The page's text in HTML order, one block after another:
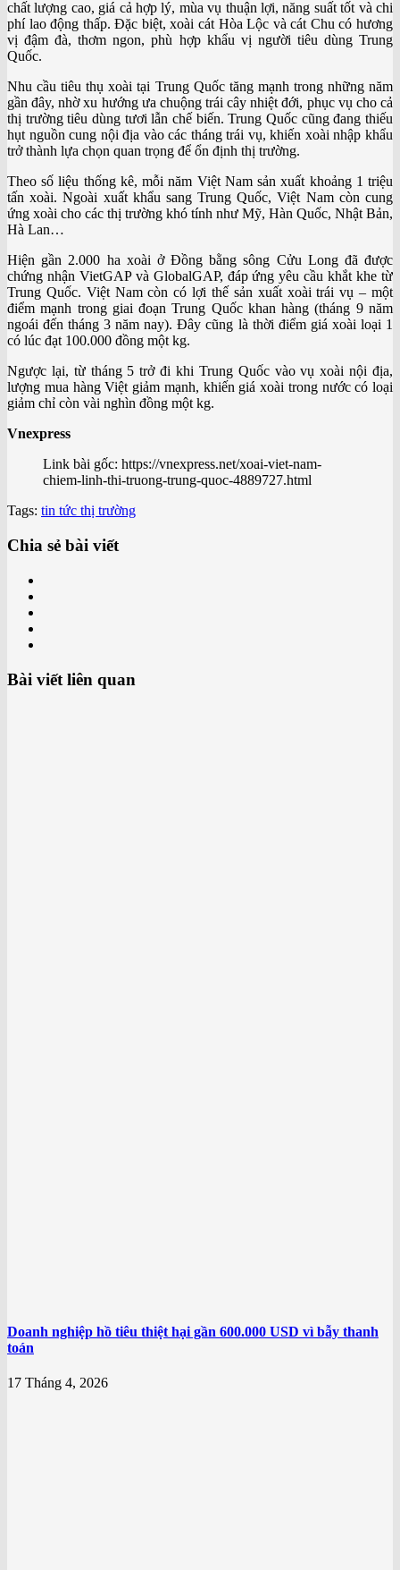
chất lượng cao, giá cả hợp lý, mùa vụ thuận lợi, năng suất tốt và chi
phí lao động thấp. Đặc biệt, xoài cát Hòa Lộc và cát Chu có hương
vị đậm đà, thơm ngon, phù hợp khẩu vị người tiêu dùng Trung
Quốc.
Nhu cầu tiêu thụ xoài tại Trung Quốc tăng mạnh trong những năm
gần đây, nhờ xu hướng ưa chuộng trái cây nhiệt đới, phục vụ cho cả
thị trường tiêu dùng tươi lẫn chế biến. Trung Quốc cũng đang thiếu
hụt nguồn cung nội địa vào các tháng trái vụ, khiến xoài nhập khẩu
trở thành lựa chọn quan trọng để ổn định thị trường.
Theo số liệu thống kê, mỗi năm Việt Nam sản xuất khoảng 1 triệu
tấn xoài. Ngoài xuất khẩu sang Trung Quốc, Việt Nam còn cung
ứng xoài cho các thị trường khó tính như Mỹ, Hàn Quốc, Nhật Bản,
Hà Lan…
Hiện gần 2.000 ha xoài ở Đồng bằng sông Cửu Long đã được
chứng nhận VietGAP và GlobalGAP, đáp ứng yêu cầu khắt khe từ
Trung Quốc. Việt Nam còn có lợi thế sản xuất xoài trái vụ – một
điểm mạnh trong giai đoạn Trung Quốc khan hàng (tháng 9 năm
ngoái đến tháng 3 năm nay). Đây cũng là thời điểm giá xoài loại 1
có lúc đạt 100.000 đồng một kg.
Ngược lại, từ tháng 5 trở đi khi Trung Quốc vào vụ xoài nội địa,
lượng mua hàng Việt giảm mạnh, khiến giá xoài trong nước có loại
giảm chỉ còn vài nghìn đồng một kg.
Vnexpress
Link bài gốc: https://vnexpress.net/xoai-viet-nam-
chiem-linh-thi-truong-trung-quoc-4889727.html
Tags: tin tức thị trường
Chia sẻ bài viết
Bài viết liên quan
Doanh nghiệp hồ tiêu thiệt hại gần 600.000 USD vì bẫy thanh
toán
17 Tháng 4, 2026